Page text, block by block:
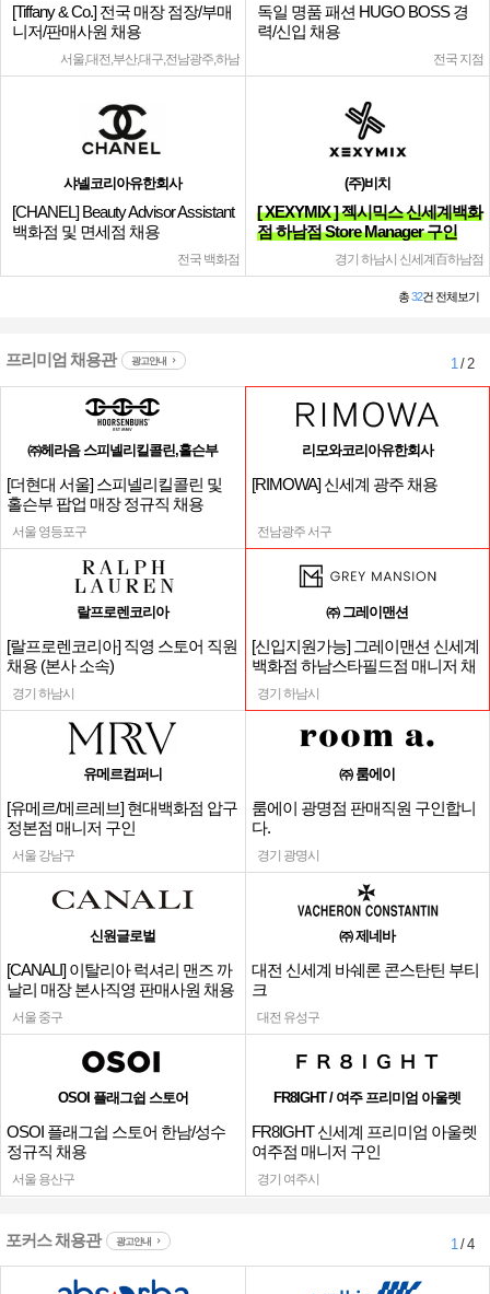
[Tiffany & Co.] 전국 매장 점장/부매
니저/판매사원 채용
서울,대전,부산,대구,전남광주,하남
독일 명품 패션 HUGO BOSS 경
력/신입 채용
전국 지점
샤넬코리아유한회사
[CHANEL] Beauty Advisor Assistant
백화점 및 면세점 채용
전국 백화점
(주)비치
[ XEXYMIX ] 젝시믹스 신세계백화
점 하남점 Store Manager 구인
경기 하남시 신세계百하남점
총32건 전체보기
프리미엄 채용관 광고안내 1/ 2
㈜헤라음 스피넬리킬콜린,홀슨부
[더현대 서울] 스피넬리킬콜린 및
홀슨부 팝업 매장 정규직 채용
서울 영등포구
리모와코리아유한회사
[RIMOWA] 신세계 광주 채용
전남광주 서구
랄프로렌코리아
[랄프로렌코리아] 직영 스토어 직원
채용 (본사 소속)
경기 하남시
㈜ 그레이맨션
[신입지원가능] 그레이맨션 신세계
백화점 하남스타필드점 매니저 채
용
경기 하남시
유메르컴퍼니
[유메르/메르레브] 현대백화점 압구
정본점 매니저 구인
서울 강남구
㈜ 룸에이
룸에이 광명점 판매직원 구인합니
다.
경기 광명시
신원글로벌
[CANALI] 이탈리아 럭셔리 맨즈 까
날리 매장 본사직영 판매사원 채용
서울 중구
㈜ 제네바
대전 신세계 바쉐론 콘스탄틴 부티
크
대전 유성구
OSOI 플래그쉽 스토어
OSOI 플래그쉽 스토어 한남/성수
정규직 채용
서울 용산구
FR8IGHT / 여주 프리미엄 아울렛
FR8IGHT 신세계 프리미엄 아울렛
여주점 매니저 구인
경기 여주시
포커스 채용관 광고안내 1/ 4